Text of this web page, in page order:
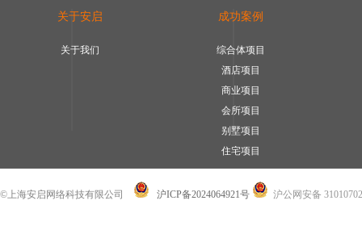
关于安启
关于我们
成功案例
综合体项目
酒店项目
商业项目
会所项目
别墅项目
住宅项目
©上海安启网络科技有限公司 沪ICP备2024064921号 沪公网安备